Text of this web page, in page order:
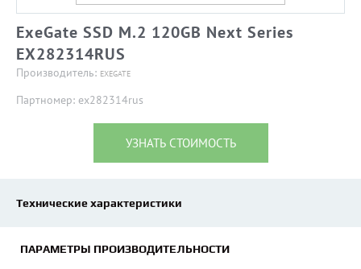
ExeGate SSD M.2 120GB Next Series
EX282314RUS
Производитель: EXEGATE
Партномер: ex282314rus
УЗНАТЬ СТОИМОСТЬ
Технические характеристики
ПАРАМЕТРЫ ПРОИЗВОДИТЕЛЬНОСТИ